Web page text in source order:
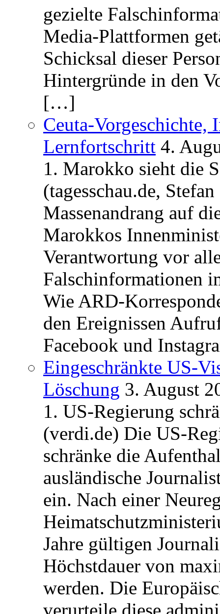
gezielte
Media-Plattformen
Schicksal dieser
Hintergründe in den
[…]
Ceuta-Vorgeschichte,
Lernfortschritt 4.
1. Marokko sieht die
(tagesschau.de,
Massenandrang auf
Marokkos
Verantwortung vor
Falschinformationen
Wie ARD-
den Ereignissen
Facebook und
Eingeschränkte US-
Löschung 3. August
1. US-Regierung
(verdi.de) Die US-
schränke die
ausländische
ein. Nach einer
Jahre gültigen
Höchstdauer von
werden. Die